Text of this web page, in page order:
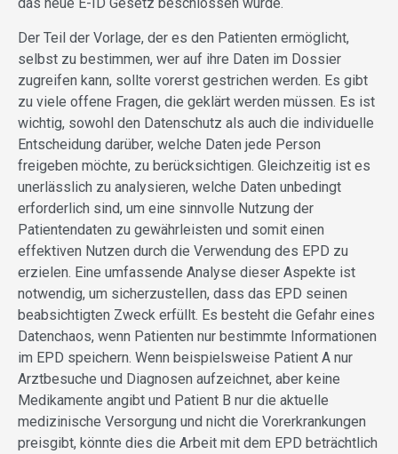
Der Teil der Vorlage, der es den Patienten ermöglicht,
selbst zu bestimmen, wer auf ihre Daten im Dossier
zugreifen kann, sollte vorerst gestrichen werden. Es gibt
zu viele offene Fragen, die geklärt werden müssen. Es ist
wichtig, sowohl den Datenschutz als auch die individuelle
Entscheidung darüber, welche Daten jede Person
freigeben möchte, zu berücksichtigen. Gleichzeitig ist es
unerlässlich zu analysieren, welche Daten unbedingt
erforderlich sind, um eine sinnvolle Nutzung der
Patientendaten zu gewährleisten und somit einen
effektiven Nutzen durch die Verwendung des EPD zu
erzielen. Eine umfassende Analyse dieser Aspekte ist
notwendig, um sicherzustellen, dass das EPD seinen
beabsichtigten Zweck erfüllt. Es besteht die Gefahr eines
Datenchaos, wenn Patienten nur bestimmte Informationen
im EPD speichern. Wenn beispielsweise Patient A nur
Arztbesuche und Diagnosen aufzeichnet, aber keine
Medikamente angibt und Patient B nur die aktuelle
medizinische Versorgung und nicht die Vorerkrankungen
preisgibt, könnte dies die Arbeit mit dem EPD beträchtlich